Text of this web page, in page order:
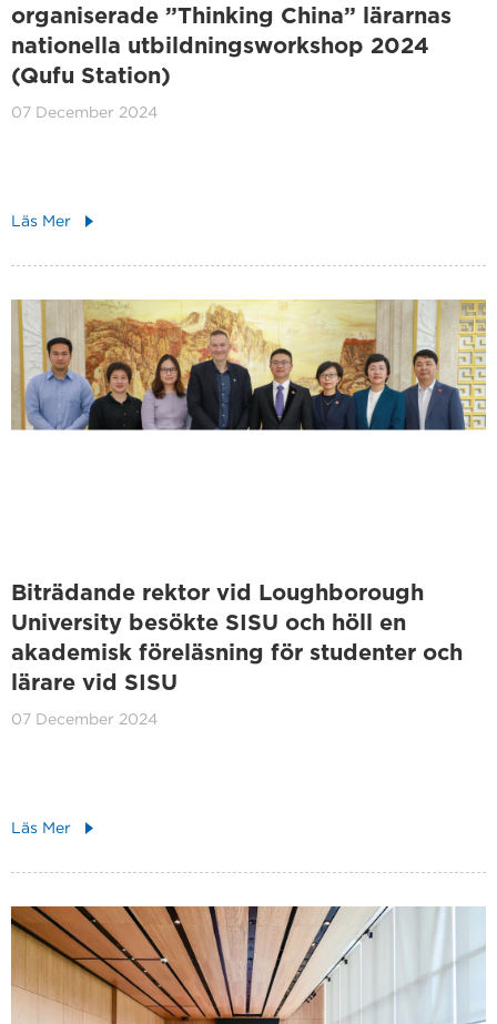
organiserade ”Thinking China” lärarnas
nationella utbildningsworkshop 2024
(Qufu Station)
07 December 2024
Läs Mer
Biträdande rektor vid Loughborough
University besökte SISU och höll en
akademisk föreläsning för studenter och
lärare vid SISU
07 December 2024
Läs Mer